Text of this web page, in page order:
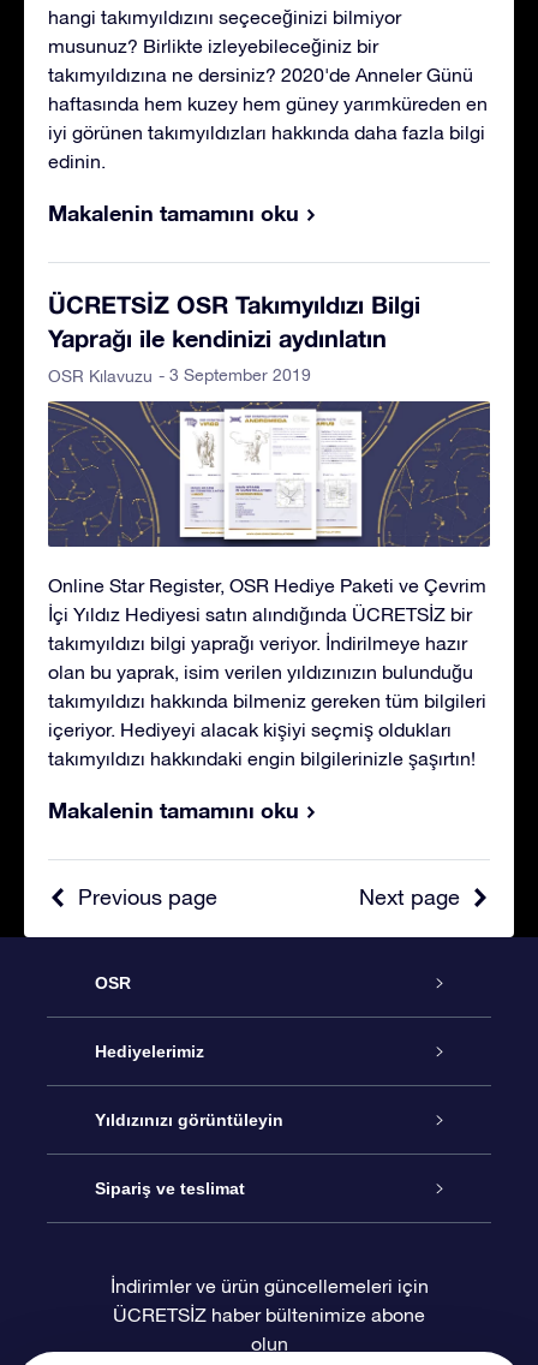
hangi takımyıldızını seçeceğinizi bilmiyor
musunuz? Birlikte izleyebileceğiniz bir
takımyıldızına ne dersiniz? 2020'de Anneler Günü
haftasında hem kuzey hem güney yarımküreden en
iyi görünen takımyıldızları hakkında daha fazla bilgi
edinin.
Makalenin tamamını oku
ÜCRETSİZ OSR Takımyıldızı Bilgi
Yaprağı ile kendinizi aydınlatın
OSR Kılavuzu - 3 September 2019
Online Star Register, OSR Hediye Paketi ve Çevrim
İçi Yıldız Hediyesi satın alındığında ÜCRETSİZ bir
takımyıldızı bilgi yaprağı veriyor. İndirilmeye hazır
olan bu yaprak, isim verilen yıldızınızın bulunduğu
takımyıldızı hakkında bilmeniz gereken tüm bilgileri
içeriyor. Hediyeyi alacak kişiyi seçmiş oldukları
takımyıldızı hakkındaki engin bilgilerinizle şaşırtın!
Makalenin tamamını oku
Next page
Previous page
OSR
Hizmet
İletişim
Blogu
Değerlendirmeler
Hediyelerimiz
Çevrimiçi Yıldız Hediyesi
OSR Hediye Paketi
OSR Hediye Kartı
Yıldızınızı görüntüleyin
Star Register
Kişiselleştirilmiş Yıldız Sayfası
Sipariş ve teslimat
Ödeme bilgileri
İndirimler ve ürün güncellemeleri için
ÜCRETSİZ haber bültenimize abone
olun